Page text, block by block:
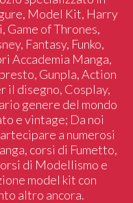
Model Kit, Harry
Game of Thrones,
Fantasy, Funko,
Accademia Manga,
Gunpla, Action
il disegno, Cosplay,
genere del mondo
e vintage; Da noi
a numerosi
corsi di Fumetto,
di Modellismo e
model kit con
altro ancora.